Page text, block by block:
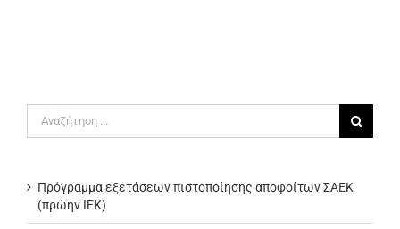
Πρόγραμμα εξετάσεων πιστοποίησης αποφοίτων ΣΑΕΚ
(πρώην ΙΕΚ)